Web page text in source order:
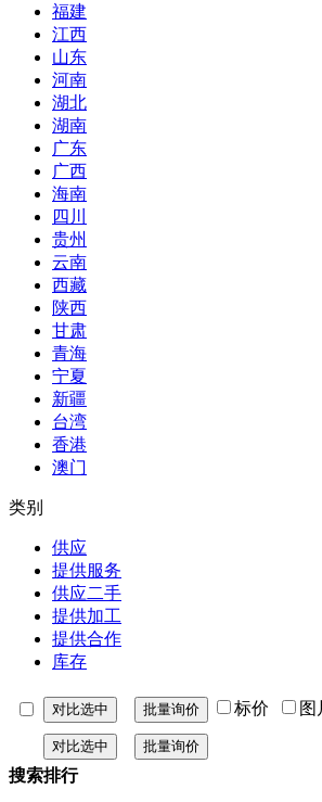
福建
江西
山东
河南
湖北
湖南
广东
广西
海南
四川
贵州
云南
西藏
陕西
甘肃
青海
宁夏
新疆
台湾
香港
澳门
类别
供应
提供服务
供应二手
提供加工
提供合作
库存
标价 图
搜索排行